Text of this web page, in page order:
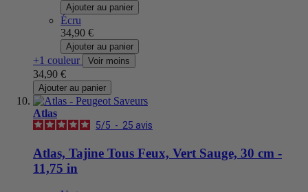
Ajouter au panier
Écru
34,90 €
Ajouter au panier
+1 couleur Voir moins
34,90 €
Ajouter au panier
Atlas
5/5 - 25 avis
Atlas, Tajine Tous Feux, Vert Sauge, 30 cm -
11,75 in